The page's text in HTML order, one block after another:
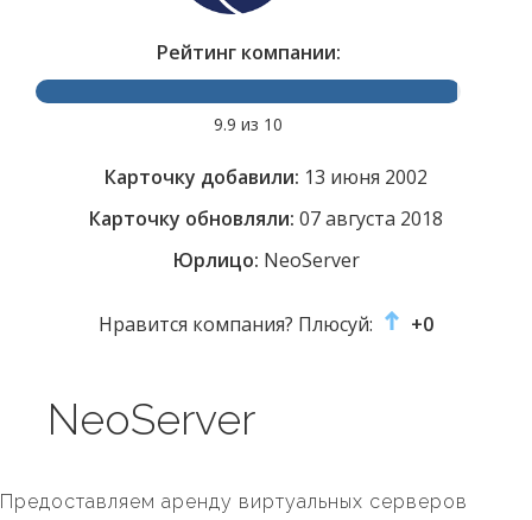
Рейтинг компании:
9.9 из 10
Карточку добавили: 13 июня 2002
Карточку обновляли: 07 августа 2018
Юрлицо: NeoServer
Нравится компания? Плюсуй: +0
NeoServer
Предоставляем аренду виртуальных серверов